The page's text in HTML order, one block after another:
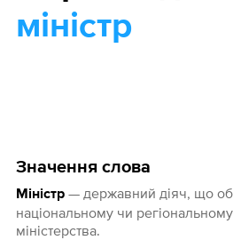
Значення слова
Міністр— державний діяч, що
національному чи
міністерства.
міністр